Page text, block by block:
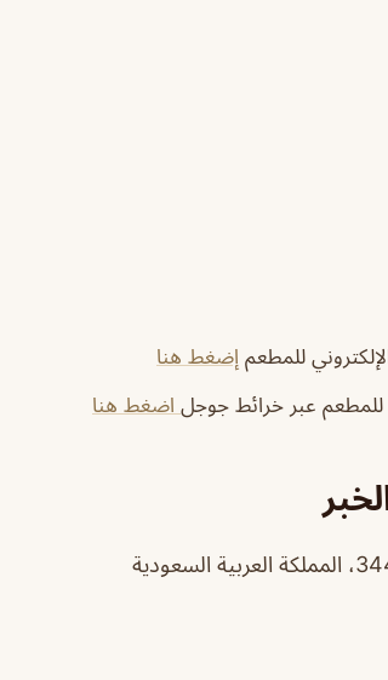
للمطعم إضغط هنا
عبر خرائط جوجل اضغط هنا